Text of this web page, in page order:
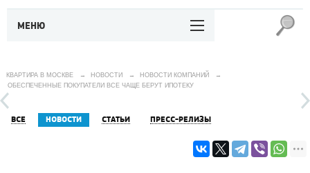
МЕНЮ
КВАРТИРА В МОСКВЕ → НОВОСТИ → НОВОСТИ КОМПАНИЙ
→
ОБЕСПЕЧЕННЫЕ ПОКУПАТЕЛИ ВСЕ ЧАЩЕ БЕРУТ ИПОТЕКУ
ВСЕ НОВОСТИ СТАТЬИ ПРЕСС-РЕЛИЗЫ